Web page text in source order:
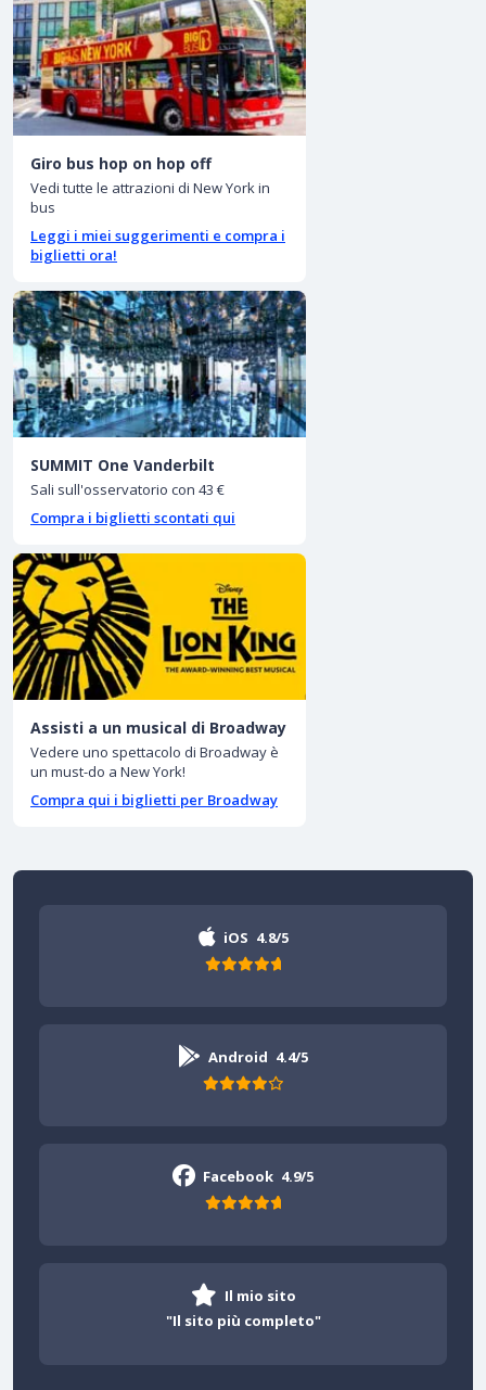
Giro bus hop on hop off
Vedi tutte le attrazioni di New York in
bus
Leggi i miei suggerimenti e compra i
biglietti ora!
SUMMIT One Vanderbilt
Sali sull'osservatorio con 43 €
Compra i biglietti scontati qui
Assisti a un musical di Broadway
Vedere uno spettacolo di Broadway è
un must-do a New York!
Compra qui i biglietti per Broadway
iOS 4.8/5
Android 4.4/5
Facebook 4.9/5
Il mio sito
"Il sito più completo"